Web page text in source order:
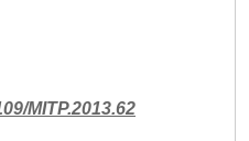
MITP.2013.62